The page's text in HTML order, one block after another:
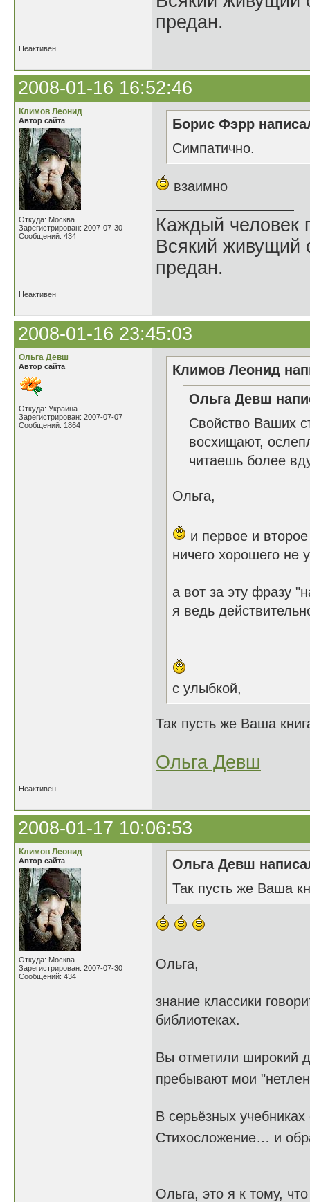
предан.
Неактивен
2008-01-16 16:52:46
Климов Леонид
Автор сайта
Откуда: Москва
Зарегистрирован: 2007-07-30
Сообщений: 434
Борис Фэрр
Cимпатично.
взаимно
Каждый человек
Всякий живущий
предан.
Неактивен
2008-01-16 23:45:03
Ольга Девш
Автор сайта
Откуда: Украина
Зарегистрирован: 2007-07-07
Сообщений: 1864
Климов Леонид
Ольга Девш
Свойство Ваших
восхищают,
читаешь более
Ольга,
и первое и
ничего хорошего не
а вот за эту фразу
я ведь
с улыбкой,
Так пусть же Ваша
Ольга Девш
Неактивен
2008-01-17 10:06:53
Климов Леонид
Автор сайта
Откуда: Москва
Зарегистрирован: 2007-07-30
Сообщений: 434
Ольга Девш
Так пусть же Ваша
Ольга,
знание классики
библиотеках.
Вы отметили широкий
пребывают мои
В серьёзных
Стихосложение… и
Ольга, это я к тому,